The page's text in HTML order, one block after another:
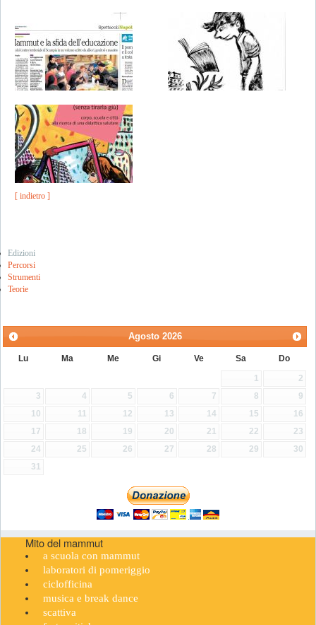
[ indietro ]
Edizioni
Percorsi
Strumenti
Teorie
Agosto 2026
Lu Ma Me Gi Ve Sa Do
1
2
3
4 5 6 7 8
9
10
11 12 13 14 15
16
17
18 19 20 21 22
23
24
25 26 27 28 29
30
31
Mito del mammut
a scuola con mammut
laboratori di pomeriggio
ciclofficina
musica e break dance
scattiva